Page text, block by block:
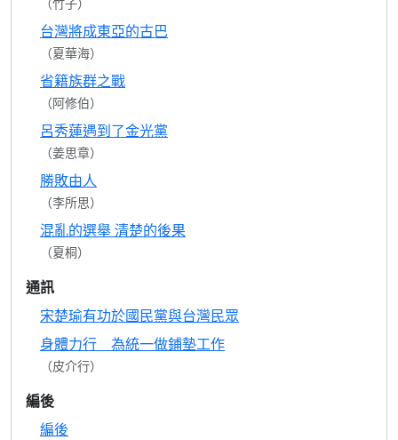
台灣將成東亞的古巴
（夏華海）
省籍族群之戰
（阿修伯）
呂秀蓮遇到了金光黨
（姜思章）
勝敗由人
（李所思）
混亂的選舉 清楚的後果
（夏桐）
通訊
宋楚瑜有功於國民黨與台灣民眾
身體力行 為統一做鋪墊工作
（皮介行）
編後
編後